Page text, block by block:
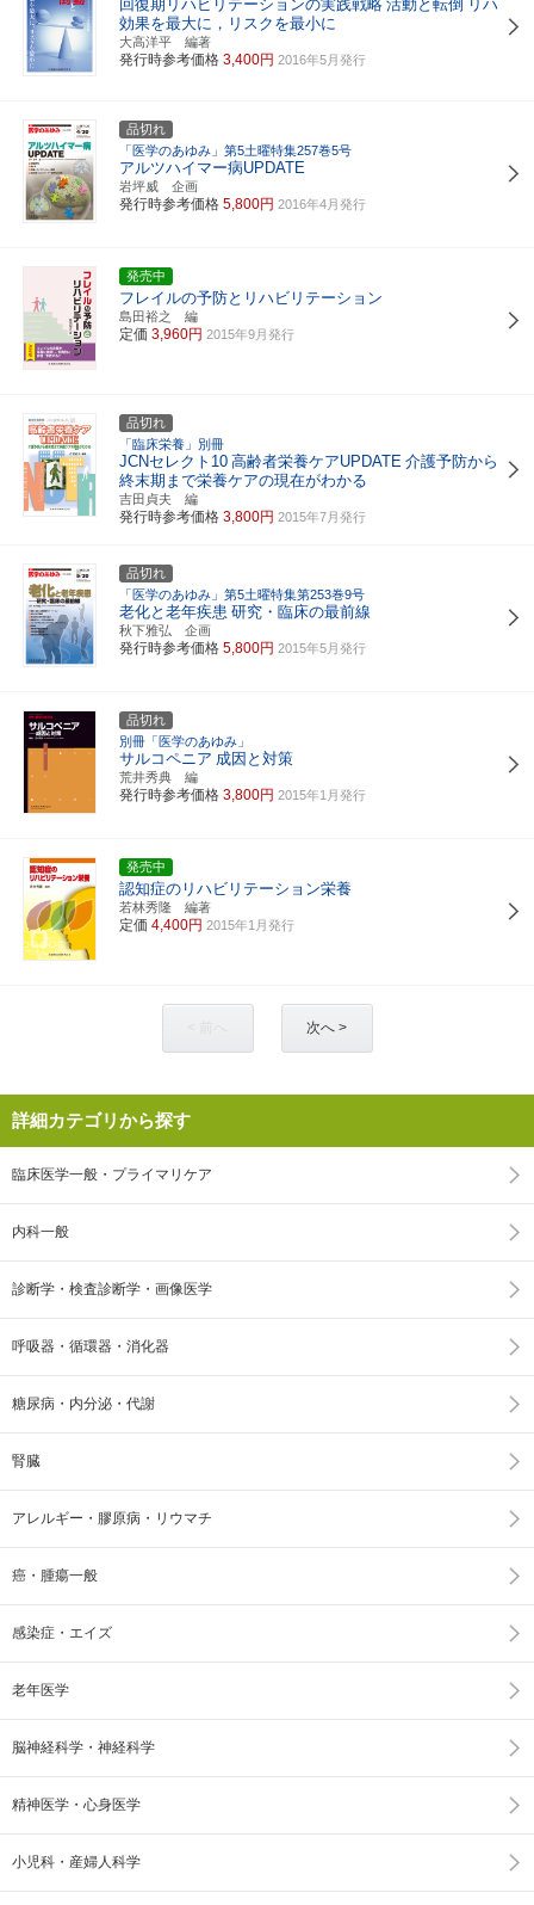
回復期リハビリテーションの実践戦略 活動と転倒 リハ
効果を最大に，リスクを最小に
大高洋平 編著
発行時参考価格 3,400円 2016年5月発行
品切れ
「医学のあゆみ」第5土曜特集257巻5号
アルツハイマー病UPDATE
岩坪威 企画
発行時参考価格 5,800円 2016年4月発行
発売中
フレイルの予防とリハビリテーション
島田裕之 編
定価 3,960円 2015年9月発行
品切れ
「臨床栄養」別冊
JCNセレクト10 高齢者栄養ケアUPDATE 介護予防から
終末期まで栄養ケアの現在がわかる
吉田貞夫 編
発行時参考価格 3,800円 2015年7月発行
品切れ
「医学のあゆみ」第5土曜特集第253巻9号
老化と老年疾患 研究・臨床の最前線
秋下雅弘 企画
発行時参考価格 5,800円 2015年5月発行
品切れ
別冊「医学のあゆみ」
サルコペニア 成因と対策
荒井秀典 編
発行時参考価格 3,800円 2015年1月発行
発売中
認知症のリハビリテーション栄養
若林秀隆 編著
定価 4,400円 2015年1月発行
次へ >
詳細カテゴリから探す
臨床医学一般・プライマリケア
内科一般
診断学・検査診断学・画像医学
呼吸器・循環器・消化器
糖尿病・内分泌・代謝
腎臓
アレルギー・膠原病・リウマチ
癌・腫瘍一般
感染症・エイズ
老年医学
脳神経科学・神経科学
精神医学・心身医学
小児科・産婦人科学